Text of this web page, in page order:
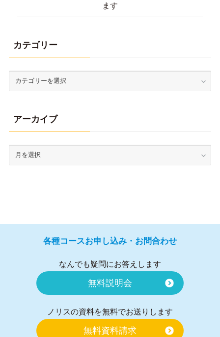
ます
カテゴリー
アーカイブ
各種コースお申し込み・お問合わせ
なんでも疑問にお答えします
無料説明会
ノリスの資料を無料でお送りします
無料資料請求